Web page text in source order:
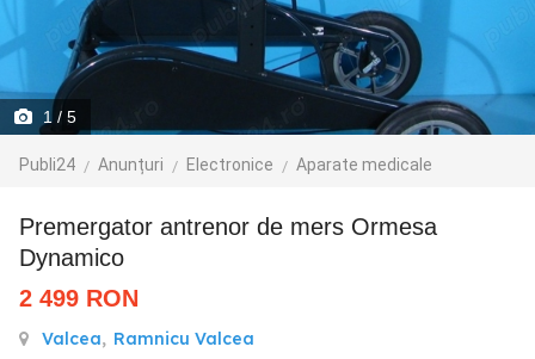
1 / 5
Publi24 Anunțuri Electronice Aparate medicale
Premergator antrenor de mers Ormesa
Dynamico
2 499 RON
Valcea, Ramnicu Valcea